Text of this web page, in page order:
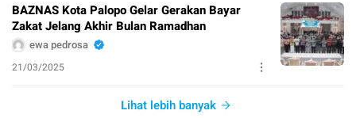
BAZNAS Kota Palopo Gelar Gerakan Bayar
Zakat Jelang Akhir Bulan Ramadhan
ewa pedrosa
21/03/2025
Lihat lebih banyak